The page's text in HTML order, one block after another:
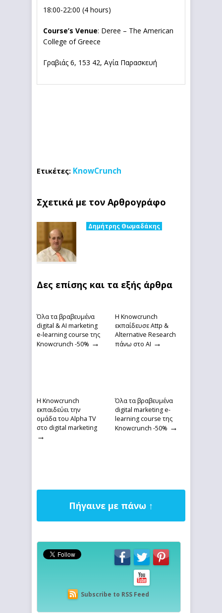
18:00-22:00 (4 hours)
Course’s Venue: Deree – The American
College of Greece
Γραβιάς 6, 153 42, Αγία Παρασκευή
Ετικέτες: KnowCrunch
Σχετικά με τον Αρθρογράφο
Δημήτρης Θωμαδάκης
Δες επίσης και τα εξής άρθρα
Όλα τα βραβευμένα
digital & AI marketing
e-learning course της
Knowcrunch -50% →
Η Knowcrunch
εκπαίδευσε Attp &
Alternative Research
πάνω στο ΑΙ →
Η Knowcrunch
εκπαιδεύει την
ομάδα του Alpha TV
στο digital marketing
→
Όλα τα βραβευμένα
digital marketing e-
learning course της
Knowcrunch -50% →
Πήγαινε με πάνω ↑
Subscribe to RSS Feed